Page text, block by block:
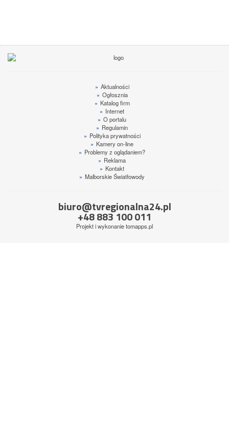
» Aktualności
» Ogłosznia
» Katalog firm
» Internet
» O portalu
» Regulamin
» Polityka prywatności
» Kamery on-line
» Problemy z oglądaniem?
» Reklama
» Kontakt
» Malborskie Światłowody
biuro@tvregionalna24.pl
+48 883 100 011
Projekt i wykonanietomapps.pl